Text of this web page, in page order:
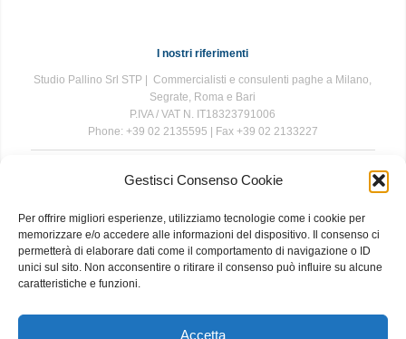
Gestisci Consenso Cookie
Per offrire migliori esperienze, utilizziamo tecnologie come i cookie per
memorizzare e/o accedere alle informazioni del dispositivo. Il consenso ci
permetterà di elaborare dati come il comportamento di navigazione o ID
unici sul sito. Non acconsentire o ritirare il consenso può influire su alcune
caratteristiche e funzioni.
Accetta
I nostri riferimenti
Studio Pallino Srl STP | Commercialisti e consulenti paghe a Milano,
Segrate, Roma e Bari
P.IVA / VAT N. IT18323791006
Phone: +39 02 2135595 | Fax +39 02 2133227
The information contained in this website is for general information
while we endeavour to keep the information up to date and correct, we
make no representations or warranties of any kind, express or implied,
about the completeness, accuracy, reliability, suitability or availability
with respect to the website or the information, products, services, or
related graphics contained on the website for any purpose. Any